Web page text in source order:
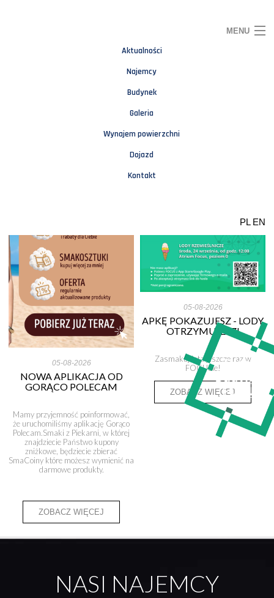
MENU
Aktualności
Najemcy
Budynek
Galeria
Wynajem powierzchni
Dojazd
Kontakt
PL EN
CO NOWEGO U NAS
05-08-2026
NOWA APLIKACJA OD
GORĄCO POLECAM
Mamy przyjemność poinformować,
że uruchomiliśmy aplikację Gorąco
Polecam.Smaki z Piekarni, w której
znajdziecie Państwo kupony
zniżkowe, będziecie zbierać
SmaCoiny które możesz wymienić na
darmowe produkty.
ZOBACZ WIĘCEJ
05-08-2026
APKĘ POKAZUJESZ - LODY
OTRZYMUJESZ!
Zasmakuj lata jeszcze raz w
FOCUSie!
ZOBACZ WIĘCEJ
NASI NAJEMCY